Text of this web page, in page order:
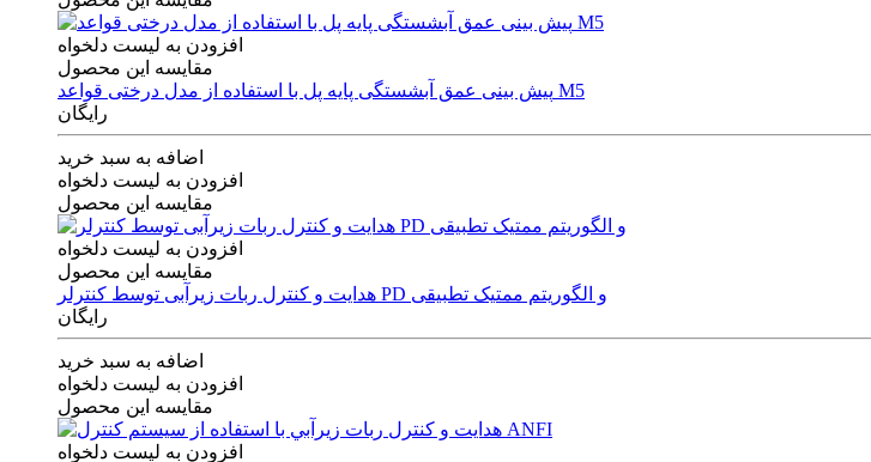
افزودن به لیست دلخواه
مقایسه این محصول
پیش بینی عمق آبشستگی پایه پل با استفاده از مدل درختی قواعد M5
رایگان
اضافه به سبد خرید
افزودن به لیست دلخواه
مقایسه این محصول
افزودن به لیست دلخواه
مقایسه این محصول
هدایت و کنترل ربات زیرآبی توسط کنترلر PD و الگوریتم ممتیک تطبیقی
رایگان
اضافه به سبد خرید
افزودن به لیست دلخواه
مقایسه این محصول
افزودن به لیست دلخواه